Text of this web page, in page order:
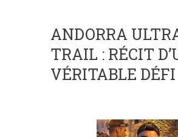
ANDORRA
TRAIL : RÉCIT
VÉRITABLE DÉFI